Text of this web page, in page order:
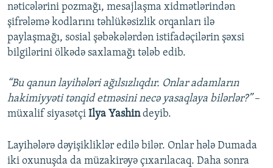
nəticələrini pozmağı, mesajlaşma xidmətlərindən
şifrələmə kodlarını təhlükəsizlik orqanları ilə
paylaşmağı, sosial şəbəkələrdən istifadəçilərin şəxsi
bilgilərini ölkədə saxlamağı tələb edib.
“Bu qanun layihələri ağılsızlıqdır. Onlar adamların
hakimiyyəti tənqid etməsini necə yasaqlaya bilərlər?” –
müxalif siyasətçi Ilya Yashindeyib.
Layihələrə dəyişikliklər edilə bilər. Onlar hələ Dumada
iki oxunuşda da müzakirəyə çıxarılacaq. Daha sonra